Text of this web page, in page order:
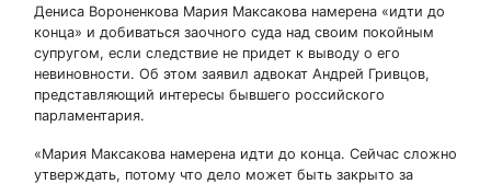
Дениса Вороненкова Мария Максакова намерена «идти до
конца» и добиваться заочного суда над своим покойным
супругом, если следствие не придет к выводу о его
невиновности. Об этом заявил адвокат Андрей Гривцов,
представляющий интересы бывшего российского
парламентария.
«Мария Максакова намерена идти до конца. Сейчас сложно
утверждать, потому что дело может быть закрыто за